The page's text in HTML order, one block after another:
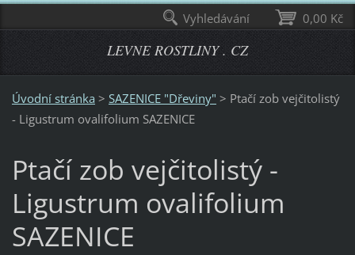
LEVNE ROSTLINY . CZ
Úvodní stránka > SAZENICE "Dřeviny" > Ptačí zob vejčitolistý
- Ligustrum ovalifolium SAZENICE
Ptačí zob vejčitolistý -
Ligustrum ovalifolium
SAZENICE
0,00 Kč
Vyhledávání